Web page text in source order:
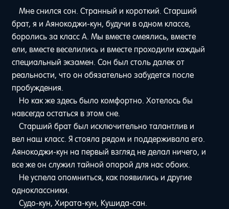
Мне снился сон. Странный и короткий. Старший
брат, я и Аянокоджи-кун, будучи в одном классе,
боролись за класс A. Мы вместе смеялись, вместе
ели, вместе веселились и вместе проходили каждый
специальный экзамен. Сон был столь далек от
реальности, что он обязательно забудется после
пробуждения.
Но как же здесь было комфортно. Хотелось бы
навсегда остаться в этом сне.
Старший брат был исключительно талантлив и
вел наш класс. Я стояла рядом и поддерживала его.
Аянокоджи-кун на первый взгляд не делал ничего, и
все же он служил тайной опорой для нас обоих.
Не успела опомниться, как появились и другие
одноклассники.
Судо-кун, Хирата-кун, Кушида-сан.